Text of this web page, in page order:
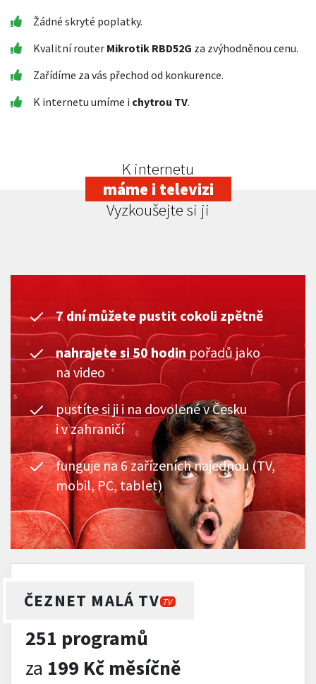
Žádné skryté poplatky.
Kvalitní router Mikrotik RBD52G za zvýhodněnou cenu.
Zařídíme za vás přechod od konkurence.
K internetu umíme i chytrou TV.
K internetu
máme i televizi
Vyzkoušejte si ji
7 dní můžete pustit cokoli zpětně
nahrajete si 50 hodin pořadů jako
na video
pustíte si ji i na dovolené v Česku
i v zahraničí
funguje na 6 zařízeních najednou (TV,
mobil, PC, tablet)
ČEZNET MALÁ TV TV
251 programů
za 199 Kč měsíčně